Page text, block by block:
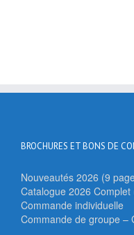
BROCHURES ET BONS DE
Nouveautés 2026 (9
Catalogue 2026 Complet
Commande individuelle
Commande de groupe –